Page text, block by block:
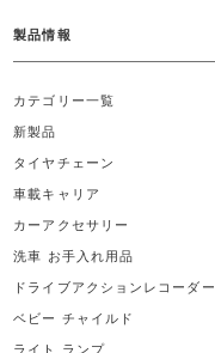
製品情報
カテゴリー一覧
新製品
タイヤチェーン
車載キャリア
カーアクセサリー
洗車 お手入れ用品
ドライブアクションレコーダー
ベビー チャイルド
ライト ランプ